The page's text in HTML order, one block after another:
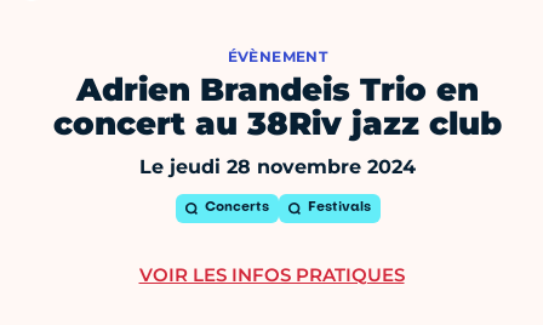
ÉVÈNEMENT
Adrien Brandeis Trio en
concert au 38Riv jazz club
Le jeudi 28 novembre 2024
Concerts Festivals
VOIR LES INFOS PRATIQUES